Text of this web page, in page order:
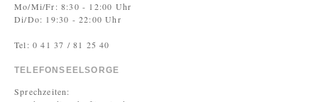
Mo/Mi/Fr: 8:30 - 12:00 Uhr
Di/Do: 19:30 - 22:00 Uhr
Tel: 0 41 37 / 81 25 40
TELEFONSEELSORGE
Sprechzeiten: